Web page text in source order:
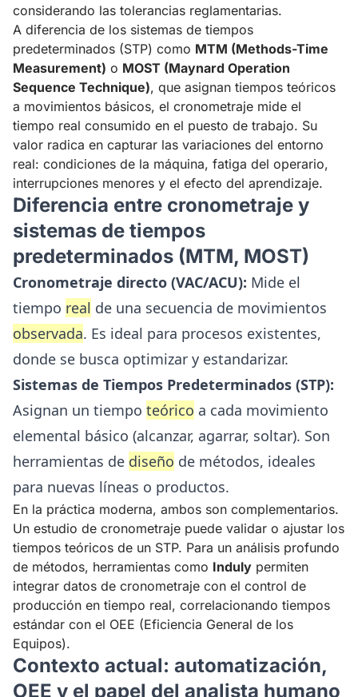
considerando las tolerancias reglamentarias.
A diferencia de los sistemas de tiempos
predeterminados (STP) como MTM (Methods-Time
Measurement) o MOST (Maynard Operation
Sequence Technique), que asignan tiempos teóricos
a movimientos básicos, el cronometraje mide el
tiempo real consumido en el puesto de trabajo. Su
valor radica en capturar las variaciones del entorno
real: condiciones de la máquina, fatiga del operario,
interrupciones menores y el efecto del aprendizaje.
Diferencia entre cronometraje y
sistemas de tiempos
predeterminados (MTM, MOST)
Cronometraje directo (VAC/ACU): Mide el
tiempo real de una secuencia de movimientos
observada. Es ideal para procesos existentes,
donde se busca optimizar y estandarizar.
Sistemas de Tiempos Predeterminados (STP):
Asignan un tiempo teórico a cada movimiento
elemental básico (alcanzar, agarrar, soltar). Son
herramientas de diseño de métodos, ideales
para nuevas líneas o productos.
En la práctica moderna, ambos son complementarios.
Un estudio de cronometraje puede validar o ajustar los
tiempos teóricos de un STP. Para un análisis profundo
de métodos, herramientas como Induly permiten
integrar datos de cronometraje con el control de
producción en tiempo real, correlacionando tiempos
estándar con el OEE (Eficiencia General de los
Equipos).
Contexto actual: automatización,
OEE y el papel del analista humano